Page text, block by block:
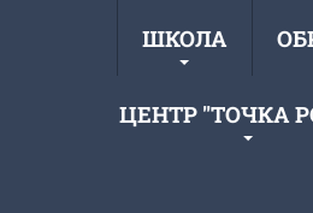
ШКОЛА
ЦЕНТР "ТОЧКА